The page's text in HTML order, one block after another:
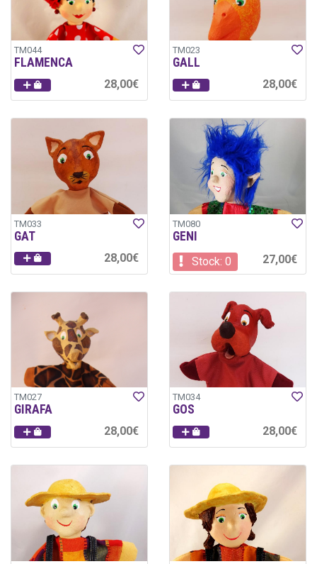
TM044
FLAMENCA
28,00€
TM023
GALL
28,00€
TM033
GAT
28,00€
TM080
GENI
Stock: 0 27,00€
TM027
GIRAFA
28,00€
TM034
GOS
28,00€